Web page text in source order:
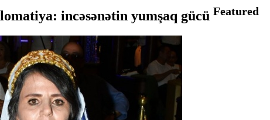
incəsənətin yumşaq gücü Featured